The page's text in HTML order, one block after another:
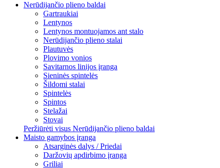
Nerūdijančio plieno baldai
Gartraukiai
Lentynos
Lentynos montuojamos ant stalo
Nerūdijančio plieno stalai
Plautuvės
Plovimo vonios
Savitarnos linijos įranga
Sieninės spintelės
Šildomi stalai
Spintelės
Spintos
Stelažai
Stovai
Peržiūrėti visus Nerūdijančio plieno baldai
Maisto gamybos įranga
Atsarginės dalys / Priedai
Daržovių apdirbimo įranga
Griliai